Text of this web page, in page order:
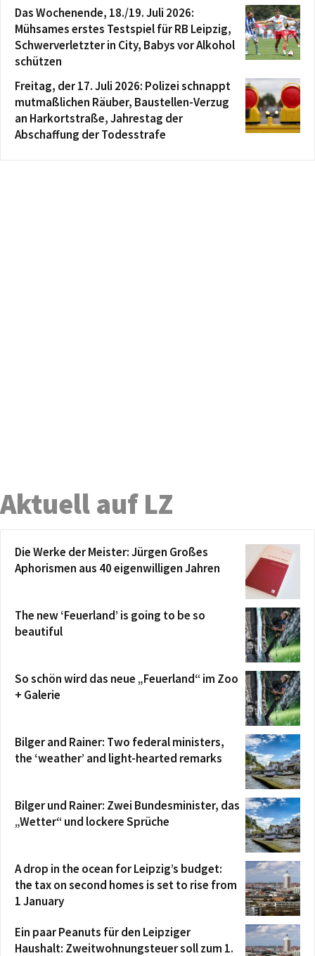
Das Wochenende, 18./19. Juli 2026:
Mühsames erstes Testspiel für RB Leipzig,
Schwerverletzter in City, Babys vor Alkohol
schützen
Freitag, der 17. Juli 2026: Polizei schnappt
mutmaßlichen Räuber, Baustellen-Verzug
an Harkortstraße, Jahrestag der
Abschaffung der Todesstrafe
Aktuell auf LZ
Die Werke der Meister: Jürgen Großes
Aphorismen aus 40 eigenwilligen Jahren
The new ‘Feuerland’ is going to be so
beautiful
So schön wird das neue „Feuerland“ im Zoo
+ Galerie
Bilger and Rainer: Two federal ministers,
the ‘weather’ and light-hearted remarks
Bilger und Rainer: Zwei Bundesminister, das
„Wetter“ und lockere Sprüche
A drop in the ocean for Leipzig’s budget:
the tax on second homes is set to rise from
1 January
Ein paar Peanuts für den Leipziger
Haushalt: Zweitwohnungsteuer soll zum 1.